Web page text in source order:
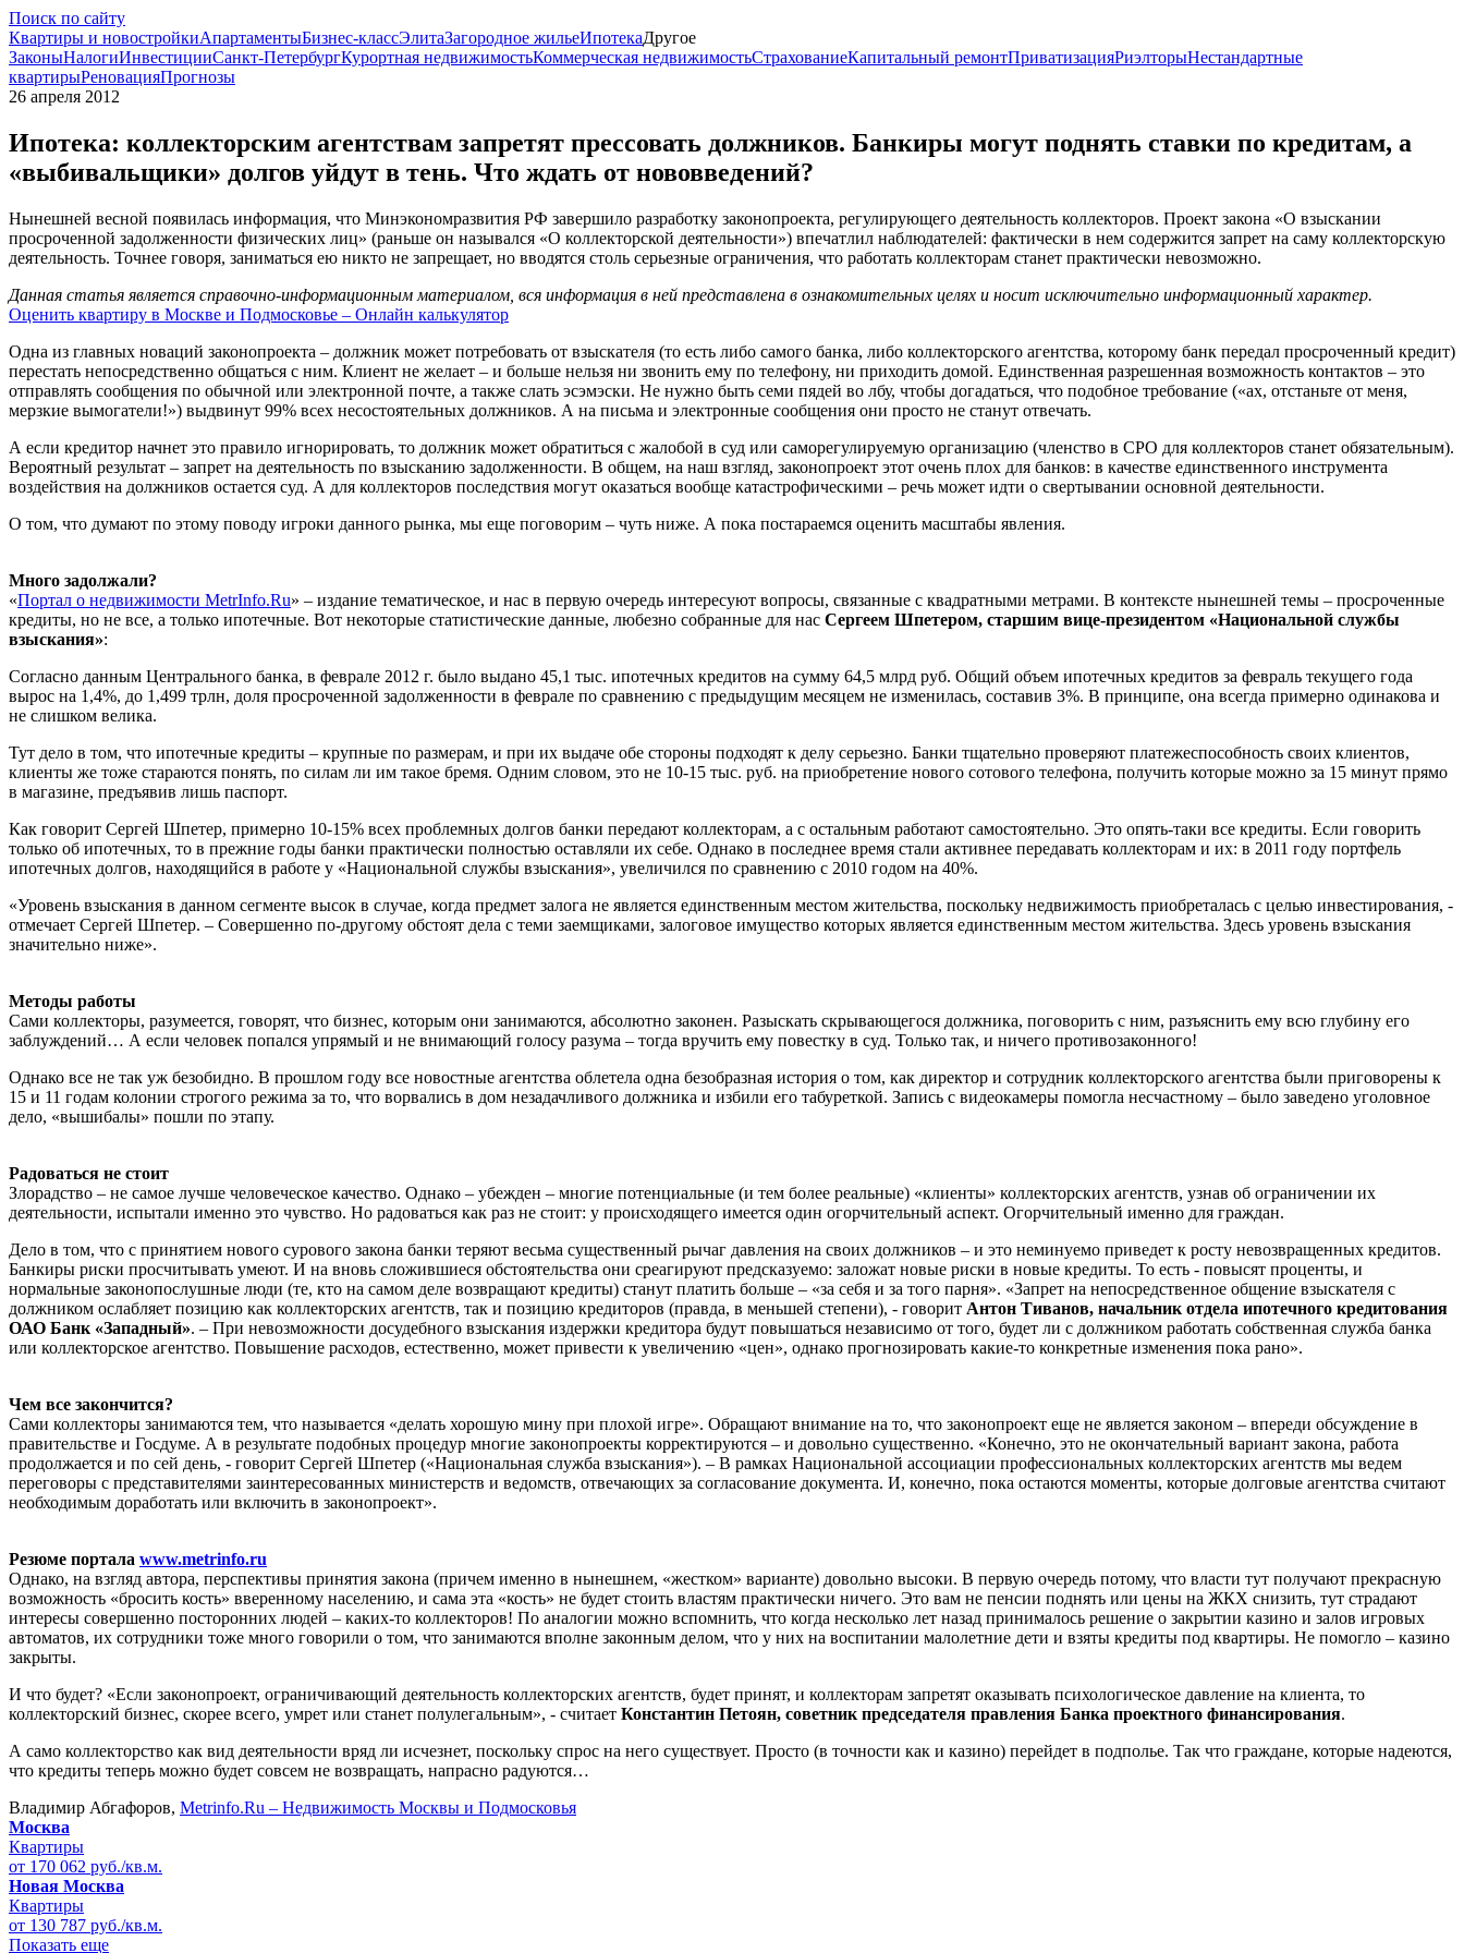
Поиск по сайту
Квартиры и новостройкиАпартаментыБизнес-классЭлитаЗагородное жильеИпотекаДругое
ЗаконыНалогиИнвестицииСанкт-ПетербургКурортная недвижимостьКоммерческая недвижимостьСтрахованиеКапитальный ремонтПриватизацияРиэлторыНестандартные
квартирыРеновацияПрогнозы
26 апреля 2012
Ипотека: коллекторским агентствам запретят прессовать должников. Банкиры могут поднять ставки по кредитам, а
«выбивальщики» долгов уйдут в тень. Что ждать от нововведений?
Нынешней весной появилась информация, что Минэкономразвития РФ завершило разработку законопроекта, регулирующего деятельность коллекторов. Проект закона «О взыскании
просроченной задолженности физических лиц» (раньше он назывался «О коллекторской деятельности») впечатлил наблюдателей: фактически в нем содержится запрет на саму коллекторскую
деятельность. Точнее говоря, заниматься ею никто не запрещает, но вводятся столь серьезные ограничения, что работать коллекторам станет практически невозможно.
Данная статья является справочно-информационным материалом, вся информация в ней представлена в ознакомительных целях и носит исключительно информационный характер.
Оценить квартиру в Москве и Подмосковье – Онлайн калькулятор
Одна из главных новаций законопроекта – должник может потребовать от взыскателя (то есть либо самого банка, либо коллекторского агентства, которому банк передал просроченный кредит)
перестать непосредственно общаться с ним. Клиент не желает – и больше нельзя ни звонить ему по телефону, ни приходить домой. Единственная разрешенная возможность контактов – это
отправлять сообщения по обычной или электронной почте, а также слать эсэмэски. Не нужно быть семи пядей во лбу, чтобы догадаться, что подобное требование («ах, отстаньте от меня,
мерзкие вымогатели!») выдвинут 99% всех несостоятельных должников. А на письма и электронные сообщения они просто не станут отвечать.
А если кредитор начнет это правило игнорировать, то должник может обратиться с жалобой в суд или саморегулируемую организацию (членство в СРО для коллекторов станет обязательным).
Вероятный результат – запрет на деятельность по взысканию задолженности. В общем, на наш взгляд, законопроект этот очень плох для банков: в качестве единственного инструмента
воздействия на должников остается суд. А для коллекторов последствия могут оказаться вообще катастрофическими – речь может идти о свертывании основной деятельности.
О том, что думают по этому поводу игроки данного рынка, мы еще поговорим – чуть ниже. А пока постараемся оценить масштабы явления.
Много задолжали?
«Портал о недвижимости MetrInfo.Ru» – издание тематическое, и нас в первую очередь интересуют вопросы, связанные с квадратными метрами. В контексте нынешней темы – просроченные
кредиты, но не все, а только ипотечные. Вот некоторые статистические данные, любезно собранные для нас Сергеем Шпетером, старшим вице-президентом «Национальной службы
взыскания»:
Согласно данным Центрального банка, в феврале 2012 г. было выдано 45,1 тыс. ипотечных кредитов на сумму 64,5 млрд руб. Общий объем ипотечных кредитов за февраль текущего года
вырос на 1,4%, до 1,499 трлн, доля просроченной задолженности в феврале по сравнению с предыдущим месяцем не изменилась, составив 3%. В принципе, она всегда примерно одинакова и
не слишком велика.
Тут дело в том, что ипотечные кредиты – крупные по размерам, и при их выдаче обе стороны подходят к делу серьезно. Банки тщательно проверяют платежеспособность своих клиентов,
клиенты же тоже стараются понять, по силам ли им такое бремя. Одним словом, это не 10-15 тыс. руб. на приобретение нового сотового телефона, получить которые можно за 15 минут прямо
в магазине, предъявив лишь паспорт.
Как говорит Сергей Шпетер, примерно 10-15% всех проблемных долгов банки передают коллекторам, а с остальным работают самостоятельно. Это опять-таки все кредиты. Если говорить
только об ипотечных, то в прежние годы банки практически полностью оставляли их себе. Однако в последнее время стали активнее передавать коллекторам и их: в 2011 году портфель
ипотечных долгов, находящийся в работе у «Национальной службы взыскания», увеличился по сравнению с 2010 годом на 40%.
«Уровень взыскания в данном сегменте высок в случае, когда предмет залога не является единственным местом жительства, поскольку недвижимость приобреталась с целью инвестирования, -
отмечает Сергей Шпетер. – Совершенно по-другому обстоят дела с теми заемщиками, залоговое имущество которых является единственным местом жительства. Здесь уровень взыскания
значительно ниже».
Методы работы
Сами коллекторы, разумеется, говорят, что бизнес, которым они занимаются, абсолютно законен. Разыскать скрывающегося должника, поговорить с ним, разъяснить ему всю глубину его
заблуждений… А если человек попался упрямый и не внимающий голосу разума – тогда вручить ему повестку в суд. Только так, и ничего противозаконного!
Однако все не так уж безобидно. В прошлом году все новостные агентства облетела одна безобразная история о том, как директор и сотрудник коллекторского агентства были приговорены к
15 и 11 годам колонии строгого режима за то, что ворвались в дом незадачливого должника и избили его табуреткой. Запись с видеокамеры помогла несчастному – было заведено уголовное
дело, «вышибалы» пошли по этапу.
Радоваться не стоит
Злорадство – не самое лучше человеческое качество. Однако – убежден – многие потенциальные (и тем более реальные) «клиенты» коллекторских агентств, узнав об ограничении их
деятельности, испытали именно это чувство. Но радоваться как раз не стоит: у происходящего имеется один огорчительный аспект. Огорчительный именно для граждан.
Дело в том, что с принятием нового сурового закона банки теряют весьма существенный рычаг давления на своих должников – и это неминуемо приведет к росту невозвращенных кредитов.
Банкиры риски просчитывать умеют. И на вновь сложившиеся обстоятельства они среагируют предсказуемо: заложат новые риски в новые кредиты. То есть - повысят проценты, и
нормальные законопослушные люди (те, кто на самом деле возвращают кредиты) станут платить больше – «за себя и за того парня». «Запрет на непосредственное общение взыскателя с
должником ослабляет позицию как коллекторских агентств, так и позицию кредиторов (правда, в меньшей степени), - говорит Антон Тиванов, начальник отдела ипотечного кредитования
ОАО Банк «Западный». – При невозможности досудебного взыскания издержки кредитора будут повышаться независимо от того, будет ли с должником работать собственная служба банка
или коллекторское агентство. Повышение расходов, естественно, может привести к увеличению «цен», однако прогнозировать какие-то конкретные изменения пока рано».
Чем все закончится?
Сами коллекторы занимаются тем, что называется «делать хорошую мину при плохой игре». Обращают внимание на то, что законопроект еще не является законом – впереди обсуждение в
правительстве и Госдуме. А в результате подобных процедур многие законопроекты корректируются – и довольно существенно. «Конечно, это не окончательный вариант закона, работа
продолжается и по сей день, - говорит Сергей Шпетер («Национальная служба взыскания»). – В рамках Национальной ассоциации профессиональных коллекторских агентств мы ведем
переговоры с представителями заинтересованных министерств и ведомств, отвечающих за согласование документа. И, конечно, пока остаются моменты, которые долговые агентства считают
необходимым доработать или включить в законопроект».
Резюме портала www.metrinfo.ru
Однако, на взгляд автора, перспективы принятия закона (причем именно в нынешнем, «жестком» варианте) довольно высоки. В первую очередь потому, что власти тут получают прекрасную
возможность «бросить кость» вверенному населению, и сама эта «кость» не будет стоить властям практически ничего. Это вам не пенсии поднять или цены на ЖКХ снизить, тут страдают
интересы совершенно посторонних людей – каких-то коллекторов! По аналогии можно вспомнить, что когда несколько лет назад принималось решение о закрытии казино и залов игровых
автоматов, их сотрудники тоже много говорили о том, что занимаются вполне законным делом, что у них на воспитании малолетние дети и взяты кредиты под квартиры. Не помогло – казино
закрыты.
И что будет? «Если законопроект, ограничивающий деятельность коллекторских агентств, будет принят, и коллекторам запретят оказывать психологическое давление на клиента, то
коллекторский бизнес, скорее всего, умрет или станет полулегальным», - считает Константин Петоян, советник председателя правления Банка проектного финансирования.
А само коллекторство как вид деятельности вряд ли исчезнет, поскольку спрос на него существует. Просто (в точности как и казино) перейдет в подполье. Так что граждане, которые надеются,
что кредиты теперь можно будет совсем не возвращать, напрасно радуются…
Владимир Абгафоров, Metrinfo.Ru – Недвижимость Москвы и Подмосковья
Москва
Квартиры
от 170 062 руб./кв.м.
Новая Москва
Квартиры
от 130 787 руб./кв.м.
Показать еще